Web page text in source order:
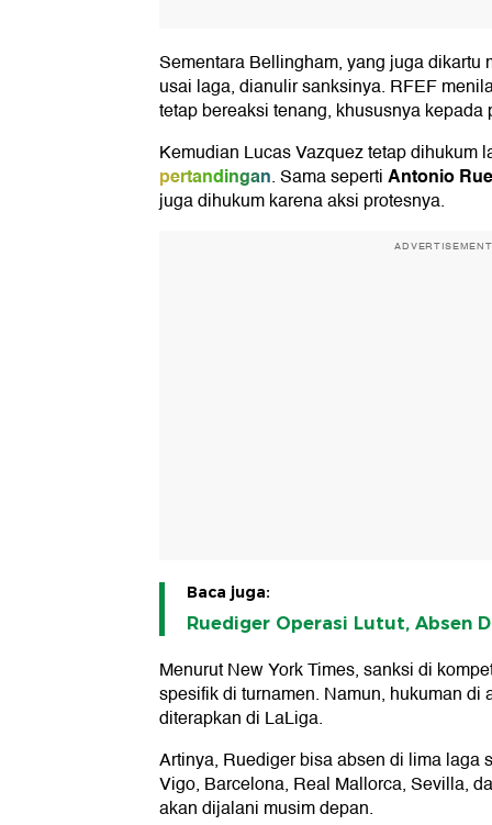
Sementara Bellingham, yang juga dikartu
usai laga, dianulir sanksinya. RFEF
tetap bereaksi tenang, khususnya kepada
Kemudian Lucas Vazquez tetap dihukum
pertandingan. Sama sepertiAntonio
juga dihukum karena aksi protesnya.
ADVERTISEMENT
Baca juga:
Ruediger Operasi Lutut, Absen
Menurut New York Times, sanksi di
spesifik di turnamen. Namun, hukuman di
diterapkan di LaLiga.
Artinya, Ruediger bisa absen di lima laga
Vigo, Barcelona, Real Mallorca, Sevilla,
akan dijalani musim depan.